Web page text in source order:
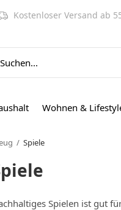
Wohnen &
Kostenloser Versand ab 55 €
Spiele
Spielen ist gut